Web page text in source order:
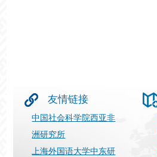
友情链接
中国社会科学院西亚非
洲研究所
上海外国语大学中东研